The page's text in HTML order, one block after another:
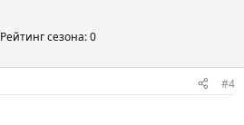
Рейтинг сезона: 0
#4